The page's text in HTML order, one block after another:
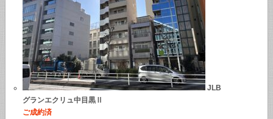
JLB
グランエクリュ中目黒Ⅱ
ご成約済